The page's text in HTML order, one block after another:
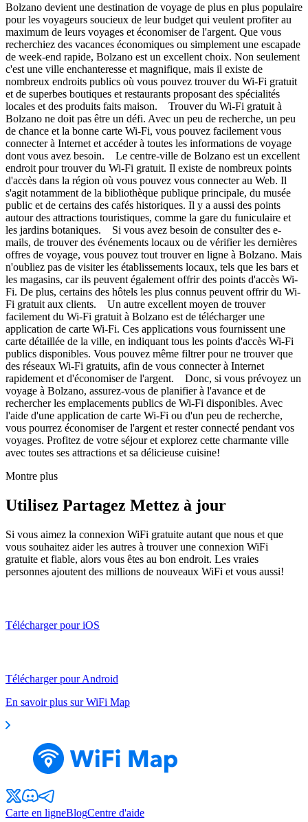
Bolzano devient une destination de voyage de plus en plus populaire
pour les voyageurs soucieux de leur budget qui veulent profiter au
maximum de leurs voyages et économiser de l'argent. Que vous
recherchiez des vacances économiques ou simplement une escapade
de week-end rapide, Bolzano est un excellent choix. Non seulement
c'est une ville enchanteresse et magnifique, mais il existe de
nombreux endroits publics où vous pouvez trouver du Wi-Fi gratuit
et de superbes boutiques et restaurants proposant des spécialités
locales et des produits faits maison. Trouver du Wi-Fi gratuit à
Bolzano ne doit pas être un défi. Avec un peu de recherche, un peu
de chance et la bonne carte Wi-Fi, vous pouvez facilement vous
connecter à Internet et accéder à toutes les informations de voyage
dont vous avez besoin. Le centre-ville de Bolzano est un excellent
endroit pour trouver du Wi-Fi gratuit. Il existe de nombreux points
d'accès dans la région où vous pouvez vous connecter au Web. Il
s'agit notamment de la bibliothèque publique principale, du musée
public et de certains des cafés historiques. Il y a aussi des points
autour des attractions touristiques, comme la gare du funiculaire et
les jardins botaniques. Si vous avez besoin de consulter des e-
mails, de trouver des événements locaux ou de vérifier les dernières
offres de voyage, vous pouvez tout trouver en ligne à Bolzano. Mais
n'oubliez pas de visiter les établissements locaux, tels que les bars et
les magasins, car ils peuvent également offrir des points d'accès Wi-
Fi. De plus, certains des hôtels les plus connus peuvent offrir du Wi-
Fi gratuit aux clients. Un autre excellent moyen de trouver
facilement du Wi-Fi gratuit à Bolzano est de télécharger une
application de carte Wi-Fi. Ces applications vous fournissent une
carte détaillée de la ville, en indiquant tous les points d'accès Wi-Fi
publics disponibles. Vous pouvez même filtrer pour ne trouver que
des réseaux Wi-Fi gratuits, afin de vous connecter à Internet
rapidement et d'économiser de l'argent. Donc, si vous prévoyez un
voyage à Bolzano, assurez-vous de planifier à l'avance et de
rechercher les emplacements publics de Wi-Fi disponibles. Avec
l'aide d'une application de carte Wi-Fi ou d'un peu de recherche,
vous pourrez économiser de l'argent et rester connecté pendant vos
voyages. Profitez de votre séjour et explorez cette charmante ville
avec toutes ses attractions et sa délicieuse cuisine!
Montre plus
Utilisez Partagez Mettez à jour
Si vous aimez la connexion WiFi gratuite autant que nous et que
vous souhaitez aider les autres à trouver une connexion WiFi
gratuite et fiable, alors vous êtes au bon endroit. Les vraies
personnes ajoutent des millions de nouveaux WiFi et vous aussi!
Télécharger pour iOS
Télécharger pour Android
En savoir plus sur WiFi Map
Carte en ligneBlogCentre d'aide